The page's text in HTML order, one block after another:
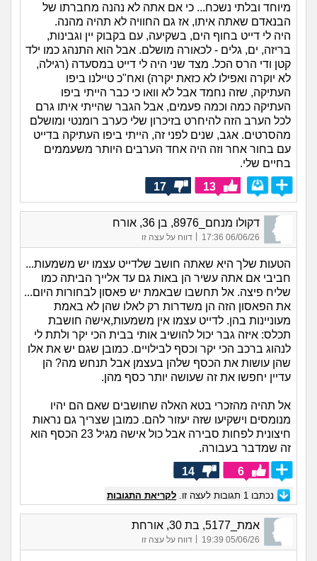
מיוחד ובלתי נשכח... כי אם אתה לא נהנה מחברתו של
הבנאדם שאתה איתו, אז גם החוויה לא תהיה מהנה.
היה לי דייט בחוף הים, בשקיעה, עם בקבוק יין וגבינות,
בריזה, ים, גלים - לכאורה מושלם. אבל הוא התנהג כמו ילד
קטן ודי הרס הכל. מצד שני היה לי דייט במסעדה (רגילה,
לא יוקרה ואפילו לא כזאת יקרה) ואח"כ טיילנו ביפו
העתיקה, שזה נחמד אבל לא וואו כי כבר הייתי ביפו
העתיקה כמה וכמה פעמים, אבל הגבר שהייתי איתו גרם
לכל הערב הזה להיחרט בזיכרון שלי כערב רומנטי ומושלם
מהסרטים. אגב, שנים לפני זה, הייתי ביפו העתיקה בדייט
עם בחור אחר וזה היה אחד הערבים היותר משעממים
בחיים שלי.
13
17
דקולו מנחם_8976, בן 36, אורח
06/06/26 17:36 דווח על עצה זו
הטעות שלך היא שאתה חושב שלדייט עצמו יש משמעות...
חביבי אם אתה עשיר הן באות גם עד אלייך הביתה כמו
שליח פיצה. אל תחשבו שבאמת יש פאסון לבחורות היום...
את הפאסון הזה הן משדרות רק לאלו שהן לא באמת
מעוניינות בהן. לדייט עצמו אין משמעות,אישה חושבת
תכלס: איזה גבר יכול להושיב אותי בבית הכי יקר ולתת לי
לנהוג ברכב הכי יקר וכסף לבילויים. כמובן שגם יש את אלו
שהן עושות את הכסף שלהן בעצמן אבל תנחש מה? הן
עדיין יחפשו את זה שעושה יותר כסף מהן.
אל תהיה מהזכרי בטא האלה שחושבים שאם הם יהיו
מנומסים וישקיעו שזה יעזור להם. כמובן שצריך גם נראות
חיצונית לפחות סבירה אבל כול אישה מגיל 23 הכסף הוא
זה שמדבר בעבורה.
6
14
נכתבו 1 תגובות לעצה זו. לקריאת התגובות
אמת_5177, בת 30, אורחת
05/06/26 19:39 דווח על עצה זו